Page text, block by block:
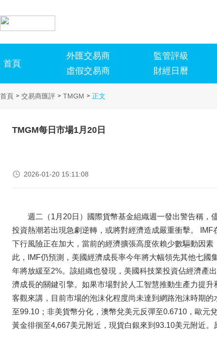
首頁
外匯交易商
虛假交易商
監管評級
財經日曆
首頁 > 交易商匯評 > TMGM > 正文
TMGM每日市場1月20日
 2026-01-20 15:11:08
週二（1月20日）國際貨幣基金組織週一發出警告稱，
投資熱潮若出現急劇逆轉，或將對經濟造成嚴重衝擊。
下行風險正在加大，當前的經濟擴張高度依賴少數驅動因
此，IMF仍預測，美國經濟成長率今年將大幅領先其他七
年將放緩至2%。該組織也發現，美國科技業投資佔經濟產
濟成長的關鍵引擎。如果市場對於人工智慧推動生產力提
客觀來講，目前市場的泡沫化程度尚未達到網路泡沫時期
至99.10；非美貨幣分化，澳幣兌美元反彈至0.6710，歐元
黃金徘徊至4,667美元附近，現貨白銀來到93.10美元附近